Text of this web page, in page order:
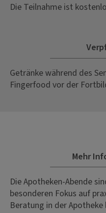
Die Teilnahme ist
Getränke während des
Fingerfood vor der
Mehr
Die Apotheken-Abende
besonderen Fokus auf
Beratung in der